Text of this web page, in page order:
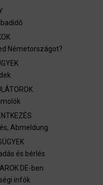
Németországot?
Abmeldung
és bérlés
DE-ben
infók